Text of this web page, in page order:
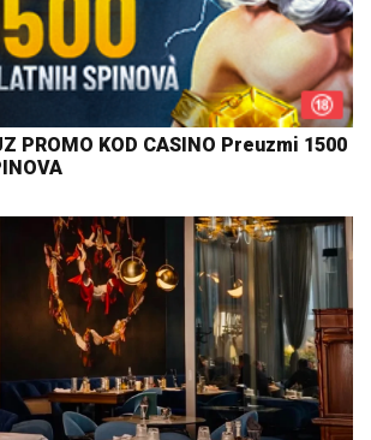
PROMO KOD CASINO Preuzmi 1500